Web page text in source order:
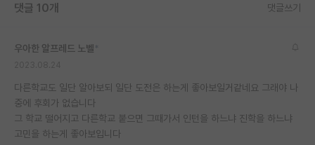
댓글 10개 댓글쓰기
우아한 알프레드 노벨
다른학교도 일단 알아보되 일단 도전은 하는게 좋아보일거같네요 그래야 나
중에 후회가 없습니다
그 학교 떨어지고 다른학교 붙으면 그때가서 인턴을 하느냐 진학을 하느냐
고민을 하는게 좋아보입니다